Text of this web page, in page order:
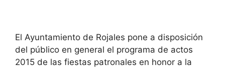
El Ayuntamiento de Rojales pone a disposición
del público en general el programa de actos
2015 de las fiestas patronales en honor a la